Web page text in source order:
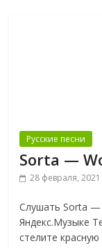
Русские песни
Sorta —
28 февраля, 2021
Слушать Sorta
Яндекс.Музыке
стелите красную